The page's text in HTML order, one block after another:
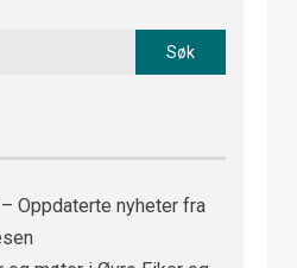
Oppdaterte nyheter fra